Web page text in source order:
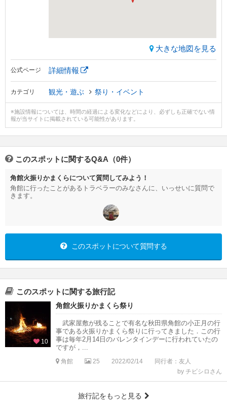
大きな地図を見る
公式ページ 詳細情報
カテゴリ 観光・遊ぶ 祭り・イベント
※施設情報については、時間の経過による変化などにより、必ずしも正確でない情
報が当サイトに掲載されている可能性があります。
このスポットに関するQ&A（0件）
角館火振りかまくらについて質問してみよう！
角館に行ったことがあるトラベラーのみなさんに、いっせいに質問で
きます。
このスポットについて質問する
このスポットに関する旅行記
10
角館火振りかまくら祭り
武家屋敷が残ることで有名な秋田県角館の小正月の行
事である火振りかまくら祭りに行ってきました．この行
事は毎年2月14日のバレンタインデーに行われていたの
ですが，...
角館 25 2022/02/14
同行者：友人
by チビシロさん
旅行記をもっと見る